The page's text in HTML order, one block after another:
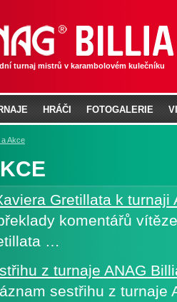
Akce
Gretillata k turnaji
komentářů
…
z turnaje ANAG
sestřihu z turnaje
turnaj mistrů v karambolovém kulečníku
HRÁČI FOTOGALERIE